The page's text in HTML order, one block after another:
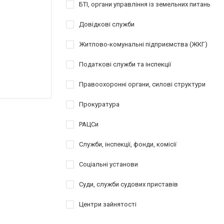
БТІ, органи управління із земельних питань
Довідкові служби
Житлово-комунальні підприємства (ЖКГ)
Податкові служби та інспекції
Правоохоронні органи, силові структури
Прокуратура
РАЦСи
Служби, інспекції, фонди, комісії
Соціальні установи
Суди, служби судових приставів
Центри зайнятості